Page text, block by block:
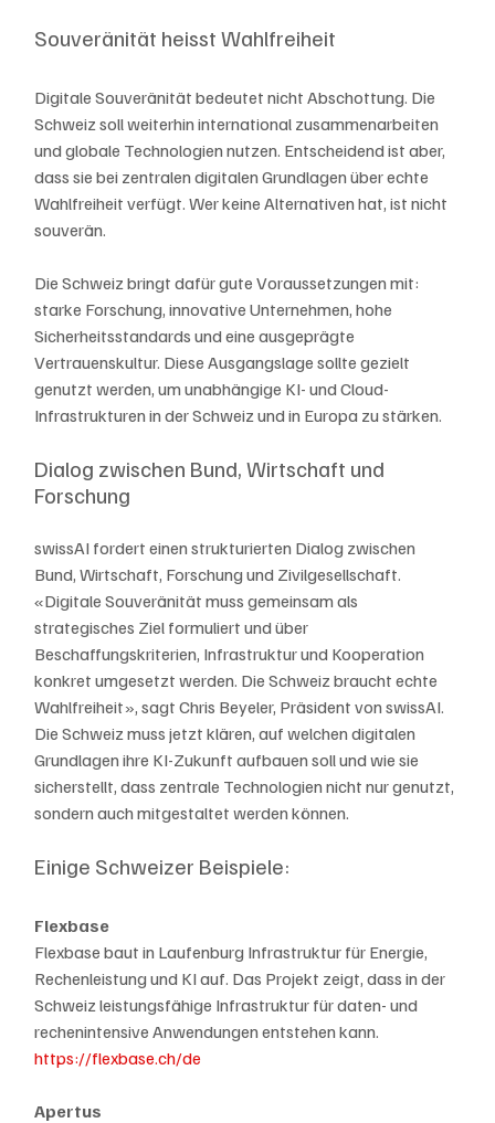
Souveränität heisst Wahlfreiheit
Digitale Souveränität bedeutet nicht Abschottung. Die
Schweiz soll weiterhin international zusammenarbeiten
und globale Technologien nutzen. Entscheidend ist aber,
dass sie bei zentralen digitalen Grundlagen über echte
Wahlfreiheit verfügt. Wer keine Alternativen hat, ist nicht
souverän.
Die Schweiz bringt dafür gute Voraussetzungen mit:
starke Forschung, innovative Unternehmen, hohe
Sicherheitsstandards und eine ausgeprägte
Vertrauenskultur. Diese Ausgangslage sollte gezielt
genutzt werden, um unabhängige KI- und Cloud-
Infrastrukturen in der Schweiz und in Europa zu stärken.
Dialog zwischen Bund, Wirtschaft und
Forschung
swissAI fordert einen strukturierten Dialog zwischen
Bund, Wirtschaft, Forschung und Zivilgesellschaft.
«Digitale Souveränität muss gemeinsam als
strategisches Ziel formuliert und über
Beschaffungskriterien, Infrastruktur und Kooperation
konkret umgesetzt werden. Die Schweiz braucht echte
Wahlfreiheit», sagt Chris Beyeler, Präsident von swissAI.
Die Schweiz muss jetzt klären, auf welchen digitalen
Grundlagen ihre KI-Zukunft aufbauen soll und wie sie
sicherstellt, dass zentrale Technologien nicht nur genutzt,
sondern auch mitgestaltet werden können.
Einige Schweizer Beispiele:
Flexbase
Flexbase baut in Laufenburg Infrastruktur für Energie,
Rechenleistung und KI auf. Das Projekt zeigt, dass in der
Schweiz leistungsfähige Infrastruktur für daten- und
rechenintensive Anwendungen entstehen kann.
https://flexbase.ch/de
Apertus